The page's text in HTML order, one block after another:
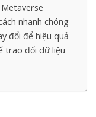
nhanh chóng
đổi để hiệu quả
trao đổi dữ liệu